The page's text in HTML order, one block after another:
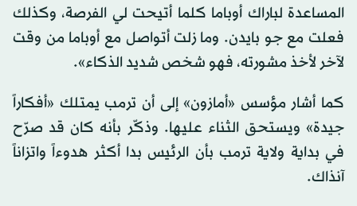
المساعدة لباراك أوباما كلما أتيحت لي الفرصة، وكذلك
فعلت مع جو بايدن. وما زلت أتواصل مع أوباما من وقت
لآخر لأخذ مشورته، فهو شخص شديد الذكاء».
كما أشار مؤسس «أمازون» إلى أن ترمب يمتلك «أفكاراً
جيدة» ويستحق الثناء عليها. وذكّر بأنه كان قد صرّح
في بداية ولاية ترمب بأن الرئيس بدا أكثر هدوءاً واتزاناً
آنذاك.